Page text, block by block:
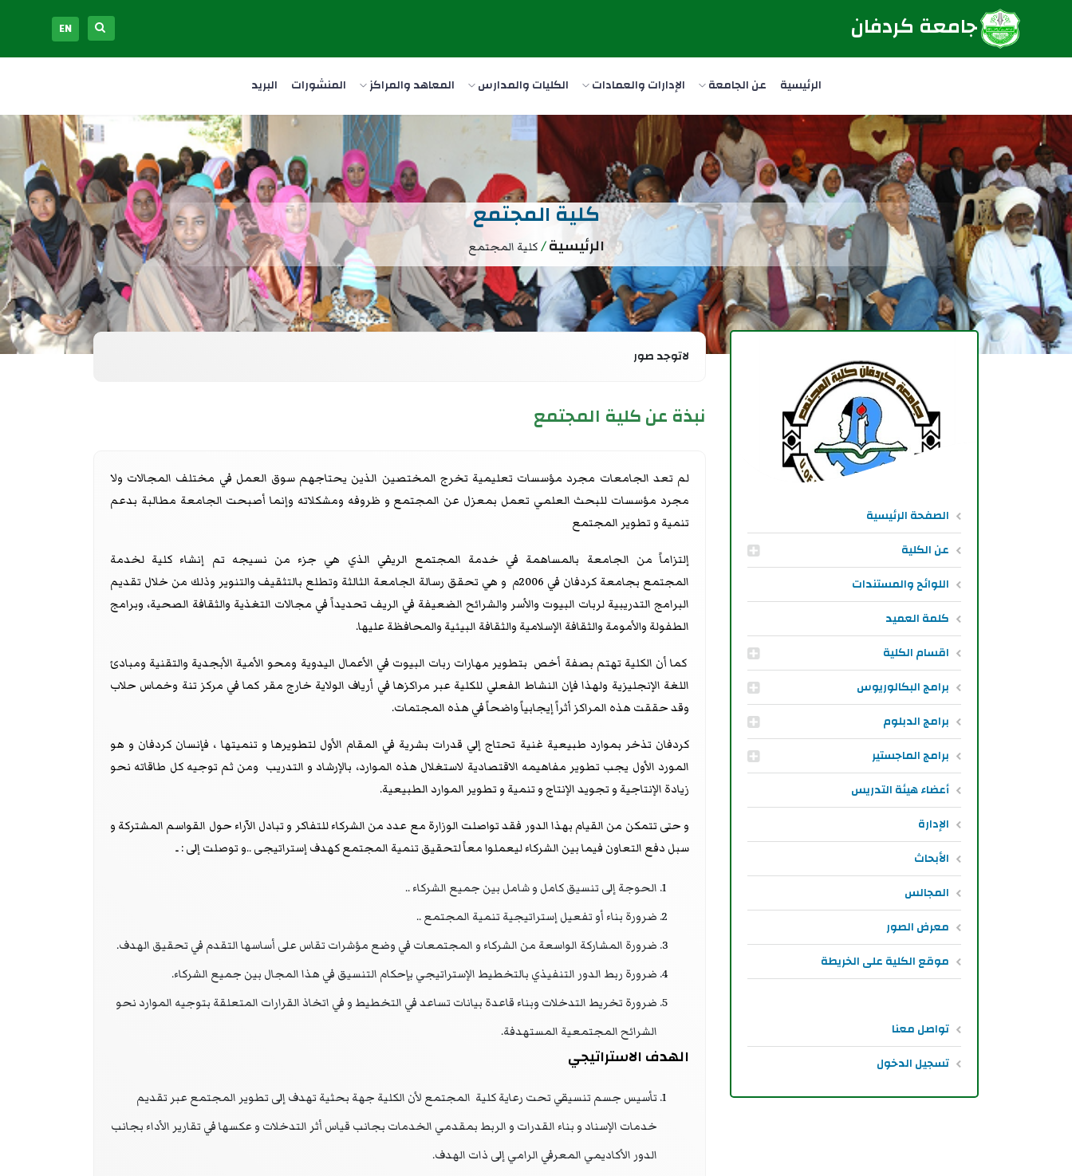
جامعة كردفان EN
الرئيسية عن الجامعة الإدارات والعمادات الكليات والمدارس المعاهد والمراكز المنشورات البريد
كلية المجتمع
الرئيسية/كلية المجتمع
الصفحة الرئيسية
عن الكلية
اللوائح والمستندات
كلمة العميد
اقسام الكلية
برامج البكالوريوس
برامج الدبلوم
برامج الماجستير
أعضاء هيئة التدريس
الإدارة
الأبحاث
المجالس
معرض الصور
موقع الكلية على الخريطة
تواصل معنا
تسجيل الدخول
لاتوجد صور
نبذة عن كلية المجتمع
لم تعد الجامعات مجرد مؤسسات تعليمية تخرج المختصين الذين يحتاجهم سوق العمل في مختلف المجالات ولا
مجرد مؤسسات للبحث العلمي تعمل بمعزل عن المجتمع و ظروفه ومشكلاته وإنما أصبحت الجامعة مطالبة بدعم
تنمية و تطوير المجتمع
إلتزاماً من الجامعة بالمساهمة في خدمة المجتمع الريفي الذي هي جزء من نسيجه تم إنشاء كلية لخدمة
المجتمع بجامعة كردفان في 2006م و هي تحقق رسالة الجامعة الثالثة وتطلع بالتثقيف والتنوير وذلك من خلال تقديم
البرامج التدريبية لربات البيوت والأسر والشرائح الضعيفة في الريف تحديداً في مجالات التغذية والثقافة الصحية، وبرامج
الطفولة والأمومة والثقافة الإسلامية والثقافة البيئية والمحافظة عليها.
كما أن الكلية تهتم بصفة أخص بتطوير مهارات ربات البيوت في الأعمال اليدوية ومحو الأمية الأبجدية والتقنية ومبادئ
اللغة الإنجليزية ولهذا فإن النشاط الفعلي للكلية عبر مراكزها في أرياف الولاية خارج مقر كما في مركز تنة وخماس حلاب
وقد حققت هذه المراكز أثراً إيجابياً واضحاً في هذه المجتمات.
كردفان تذخر بموارد طبيعية غنية تحتاج إلي قدرات بشرية في المقام الأول لتطويرها و تنميتها ، فإنسان كردفان و هو
المورد الأول يجب تطوير مفاهيمه الاقتصادية لاستغلال هذه الموارد، بالإرشاد و التدريب ومن ثم توجيه كل طاقاته نحو
زيادة الإنتاجية و تجويد الإنتاج و تنمية و تطوير الموارد الطبيعية.
و حتى تتمكن من القيام بهذا الدور فقد تواصلت الوزارة مع عدد من الشركاء للتفاكر و تبادل الآراء حول القواسم المشتركة و
سبل دفع التعاون فيما بين الشركاء ليعملوا معاً لتحقيق تنمية المجتمع كهدف إستراتيجى ..و توصلت إلى : ـ
الحوجة إلى تنسيق كامل و شامل بين جميع الشركاء ..
ضرورة بناء أو تفعيل إستراتيجية تنمية المجتمع ..
ضرورة المشاركة الواسعة من الشركاء و المجتمعات في وضع مؤشرات تقاس على أساسها التقدم في تحقيق الهدف.
ضرورة ربط الدور التنفيذي بالتخطيط الإستراتيجي بإحكام التنسيق في هذا المجال بين جميع الشركاء.
ضرورة تخريط التدخلات وبناء قاعدة بيانات تساعد في التخطيط و في اتخاذ القرارات المتعلقة بتوجيه الموارد نحو
الشرائح المجتمعية المستهدفة.
الهدف الاستراتيجي
تأسيس جسم تنسيقي تحت رعاية كلية المجتمع لأن الكلية جهة بحثية تهدف إلى تطوير المجتمع عبر تقديم
خدمات الإسناد و بناء القدرات و الربط بمقدمي الخدمات بجانب قياس أثر التدخلات و عكسها في تقارير الأداء بجانب
الدور الأكاديمي المعرفي الرامي إلى ذات الهدف.